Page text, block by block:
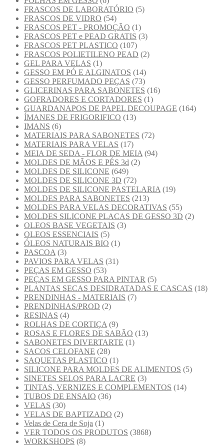
FRASCOS DE LABORATÓRIO (5)
FRASCOS DE VIDRO (54)
FRASCOS PET - PROMOÇÃO (1)
FRASCOS PET e PEAD GRATIS (3)
FRASCOS PET PLASTICO (107)
FRASCOS POLIETILENO PEAD (2)
GEL PARA VELAS (1)
GESSO EM PÓ E ALGINATOS (14)
GESSO PERFUMADO PEÇAS (73)
GLICERINAS PARA SABONETES (16)
GOFRADORES E CORTADORES (1)
GUARDANAPOS DE PAPEL DECOUPAGE (164)
ÍMANES DE FRIGORIFICO (13)
IMANS (6)
MATERIAIS PARA SABONETES (72)
MATERIAIS PARA VELAS (17)
MEIA DE SEDA - FLOR DE MEIA (94)
MOLDES DE MÃOS E PÉS 3d (2)
MOLDES DE SILICONE (649)
MOLDES DE SILICONE 3D (72)
MOLDES DE SILICONE PASTELARIA (19)
MOLDES PARA SABONETES (213)
MOLDES PARA VELAS DECORATIVAS (55)
MOLDES SILICONE PLACAS DE GESSO 3D (2)
OLEOS BASE VEGETAIS (3)
OLEOS ESSENCIAIS (5)
ÓLEOS NATURAIS BIO (1)
PASCOA (3)
PAVIOS PARA VELAS (31)
PEÇAS EM GESSO (53)
PEÇAS EM GESSO PARA PINTAR (5)
PLANTAS SECAS DESIDRATADAS E CASCAS (18)
PRENDINHAS - MATERIAIS (7)
PRENDINHAS/PROD (2)
RESINAS (4)
ROLHAS DE CORTIÇA (9)
ROSAS E FLORES DE SABÃO (13)
SABONETES DIVERTARTE (1)
SACOS CELOFANE (28)
SAQUETAS PLASTICO (1)
SILICONE PARA MOLDES DE ALIMENTOS (5)
SINETES SELOS PARA LACRE (3)
TINTAS, VERNIZES E COMPLEMENTOS (14)
TUBOS DE ENSAIO (36)
VELAS (30)
VELAS DE BAPTIZADO (2)
Velas de Cera de Soja (1)
VER TODOS OS PRODUTOS (3868)
WORKSHOPS (8)